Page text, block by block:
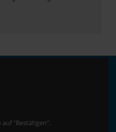
"Bestätigen".